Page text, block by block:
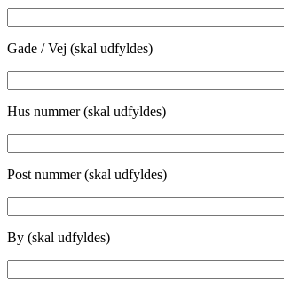
Gade / Vej (skal udfyldes)
Hus nummer (skal udfyldes)
Post nummer (skal udfyldes)
By (skal udfyldes)